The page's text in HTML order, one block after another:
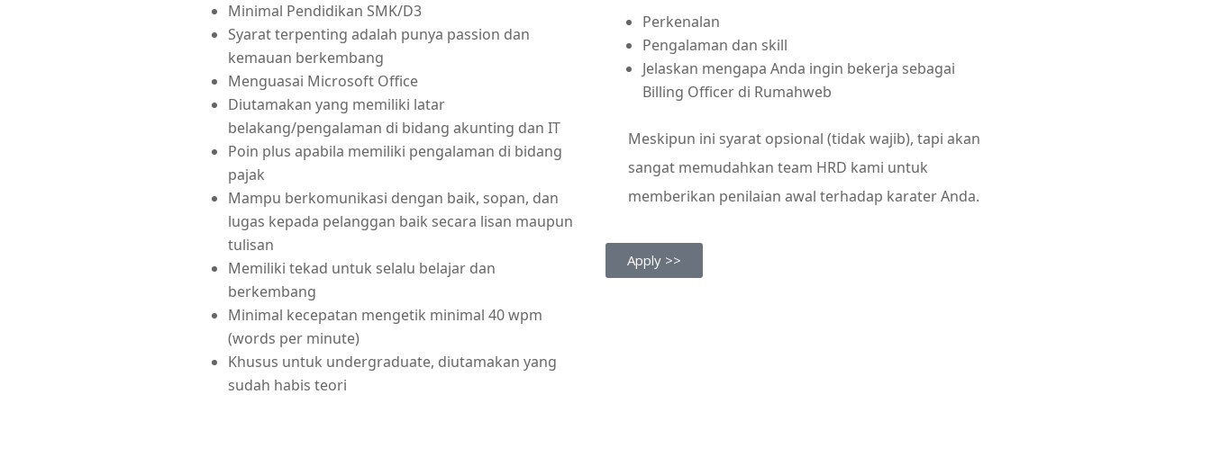
Minimal Pendidikan SMK/D3
Syarat terpenting adalah punya passion dan
kemauan berkembang
Menguasai Microsoft Office
Diutamakan yang memiliki latar
belakang/pengalaman di bidang akunting dan IT
Poin plus apabila memiliki pengalaman di bidang
pajak
Mampu berkomunikasi dengan baik, sopan, dan
lugas kepada pelanggan baik secara lisan maupun
tulisan
Memiliki tekad untuk selalu belajar dan
berkembang
Minimal kecepatan mengetik minimal 40 wpm
(words per minute)
Khusus untuk undergraduate, diutamakan yang
sudah habis teori
Perkenalan
Pengalaman dan skill
Jelaskan mengapa Anda ingin bekerja sebagai
Billing Officer di Rumahweb
Meskipun ini syarat opsional (tidak wajib), tapi akan
sangat memudahkan team HRD kami untuk
memberikan penilaian awal terhadap karater Anda.
Apply >>